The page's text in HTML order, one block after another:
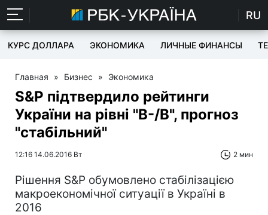
RU
КУРС ДОЛЛАРА ЭКОНОМИКА ЛИЧНЫЕ ФИНАНСЫ
Главная » Бизнес » Экономика
S&P підтвердило рейтинги
України на рівні "В-/В", прогноз
"стабільний"
12:16 14.06.2016 Вт 2 мин
Рішення S&P обумовлено стабілізацією
макроекономічної ситуації в Україні в
2016